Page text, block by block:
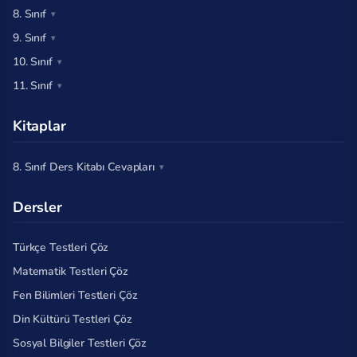
8. Sınıf
9. Sınıf
10. Sınıf
11. Sınıf
Kitaplar
8. Sınıf Ders Kitabı Cevapları
Dersler
Türkçe Testleri Çöz
Matematik Testleri Çöz
Fen Bilimleri Testleri Çöz
Din Kültürü Testleri Çöz
Sosyal Bilgiler Testleri Çöz